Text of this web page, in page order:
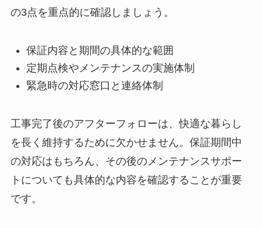
の3点を重点的に確認しましょう。
保証内容と期間の具体的な範囲
定期点検やメンテナンスの実施体制
緊急時の対応窓口と連絡体制
工事完了後のアフターフォローは、快適な暮らし
を長く維持するために欠かせません。保証期間中
の対応はもちろん、その後のメンテナンスサポー
トについても具体的な内容を確認することが重要
です。